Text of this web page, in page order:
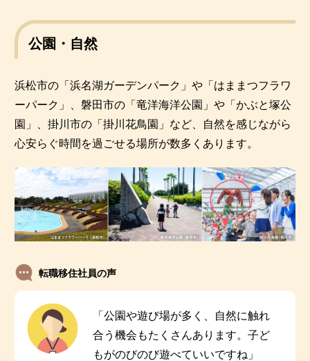
公園・自然
浜松市の「浜名湖ガーデンパーク」や「はままつフラワ
ーパーク」、磐田市の「竜洋海洋公園」や「かぶと塚公
園」、掛川市の「掛川花鳥園」など、自然を感じながら
心安らぐ時間を過ごせる場所が数多くあります。
転職移住社員の声
「公園や遊び場が多く、自然に触れ
合う機会もたくさんあります。子ど
もがのびのび遊べていいですね」